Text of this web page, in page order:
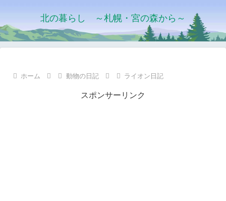
北の暮らし ～札幌・宮の森から～
ホーム 動物の日記 ライオン日記
スポンサーリンク